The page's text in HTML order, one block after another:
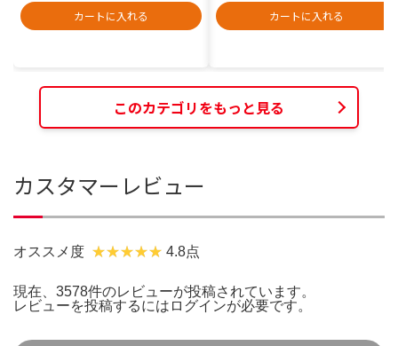
カートに入れる
カートに入れる
このカテゴリをもっと見る
カスタマーレビュー
オススメ度 4.8点
現在、3578件のレビューが投稿されています。
レビューを投稿するには ログインが必要です。